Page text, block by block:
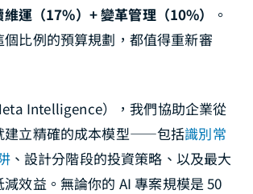
維運（17%）+ 變革管理（10%）
。
比例的預算規劃，都值得重新審
Intelligence），我們協助企業從
建立精確的成本模型——包括識別常
、設計分階段的投資策略、以及最大
效益。無論你的 AI 專案規模是 50